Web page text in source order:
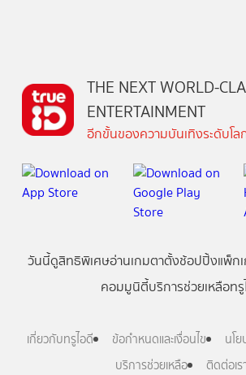
THE NEXT WORLD-
ENTERTAINMENT
อีกขั้นของความบันเทิงระดับโ
วันนี้ดูสิทธิพิเศษอ่านเกมตาตั้งช้อปปิ้งแพ็ก
คอมมูนิตี้บริการช่วยเหลือทรู
เกี่ยวกับทรูไอดี ข้อกำหนดและเงื่อนไข
นโ
บริการช่วยเหลือ
ติดต่อเร